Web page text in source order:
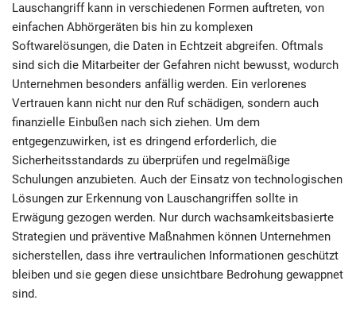
Lauschangriff kann in verschiedenen Formen auftreten, von
einfachen Abhörgeräten bis hin zu komplexen
Softwarelösungen, die Daten in Echtzeit abgreifen. Oftmals
sind sich die Mitarbeiter der Gefahren nicht bewusst, wodurch
Unternehmen besonders anfällig werden. Ein verlorenes
Vertrauen kann nicht nur den Ruf schädigen, sondern auch
finanzielle Einbußen nach sich ziehen. Um dem
entgegenzuwirken, ist es dringend erforderlich, die
Sicherheitsstandards zu überprüfen und regelmäßige
Schulungen anzubieten. Auch der Einsatz von technologischen
Lösungen zur Erkennung von Lauschangriffen sollte in
Erwägung gezogen werden. Nur durch wachsamkeitsbasierte
Strategien und präventive Maßnahmen können Unternehmen
sicherstellen, dass ihre vertraulichen Informationen geschützt
bleiben und sie gegen diese unsichtbare Bedrohung gewappnet
sind.